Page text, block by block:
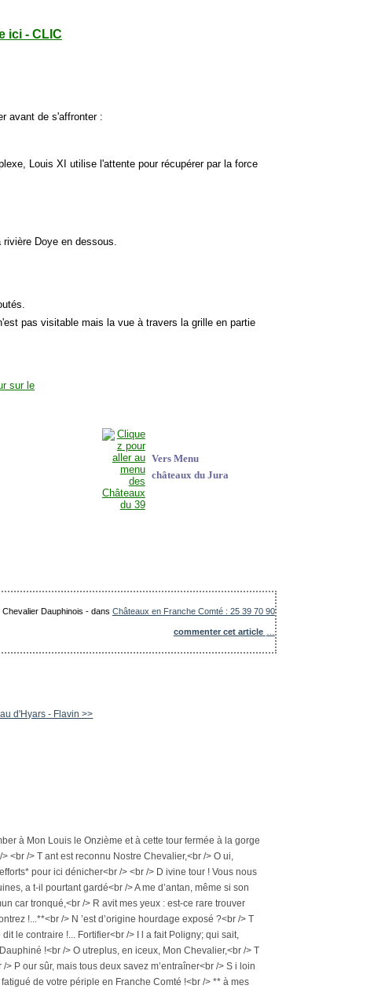
ici - CLIC
avant de s'affronter :
Louis XI utilise l'attente pour récupérer par la force
rivière Doye en dessous.
pas visitable mais la vue à travers la grille en partie
Vers Menu
châteaux du Jura
Dauphinois -dans Châteaux en Franche Comté : 25 39 70 90
commenter cet article
d'Hyars - Flavin >>
à Mon Louis le Onzième et à cette tour fermée à la gorge
<br /> T ant est reconnu Nostre Chevalier,<br /> O ui,
pour ici dénicher<br /> <br /> D ivine tour ! Vous nous
a t-il pourtant gardé<br /> A me d’antan, même si son
car tronqué,<br /> R avit mes yeux : est-ce rare trouver
!...**<br /> N ’est d’origine hourdage exposé ?<br /> T
le contraire !... Fortifier<br /> I l a fait Poligny; qui sait,
!<br /> O utreplus, en iceux, Mon Chevalier,<br /> T
P our sûr, mais tous deux savez m’entraîner<br /> S i loin
de votre périple en Franche Comté !<br /> ** à mes